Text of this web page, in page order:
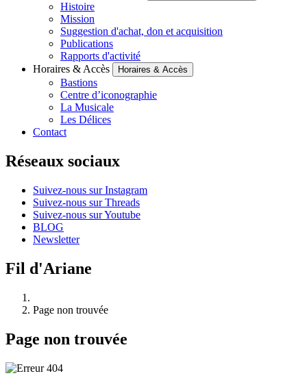
Histoire
Mission
Suggestion d'achat, don et acquisition
Publications
Rapports d'activité
Horaires & Accès
Horaires & Accès
Bastions
Centre d’iconographie
La Musicale
Les Délices
Contact
Réseaux sociaux
Suivez-nous sur Instagram
Suivez-nous sur Threads
Suivez-nous sur Youtube
BLOG
Newsletter
Fil d'Ariane
Page non trouvée
Page non trouvée